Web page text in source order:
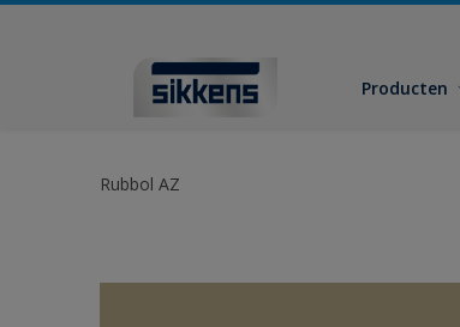
Producten
Rubbol AZ